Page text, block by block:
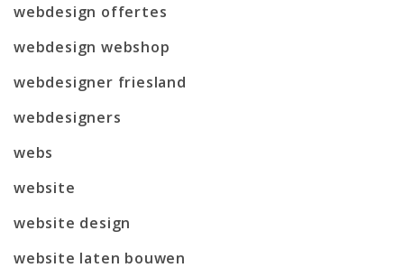
webdesign offertes
webdesign webshop
webdesigner friesland
webdesigners
webs
website
website design
website laten bouwen